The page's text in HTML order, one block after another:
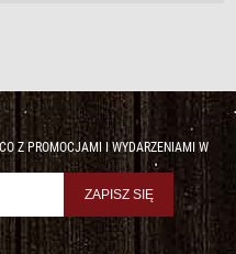
Z PROMOCJAMI I WYDARZENIAMI W